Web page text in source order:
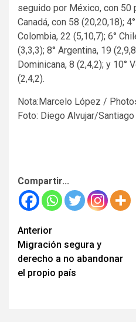
seguido por México, con 50
Canadá, con 58 (20,20,18);
Colombia, 22 (5,10,7); 6°
(3,3,3); 8° Argentina, 19
Dominicana, 8 (2,4,2); y 10°
(2,4,2).
Nota:Marcelo López /
Foto: Diego Alvujar/
Compartir...
Seguir
leyendo
Anterior
Migración segura y
derecho a no abandonar
el propio país